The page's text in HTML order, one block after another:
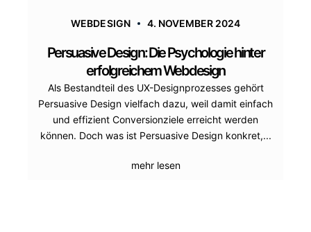
WEBDESIGN 4. NOVEMBER 2024
Persuasive Design: Die Psychologie hinter
erfolgreichem Webdesign
Als Bestandteil des UX-Designprozesses gehört
Persuasive Design vielfach dazu, weil damit einfach
und effizient Conversionziele erreicht werden
können. Doch was ist Persuasive Design konkret,...
mehr lesen